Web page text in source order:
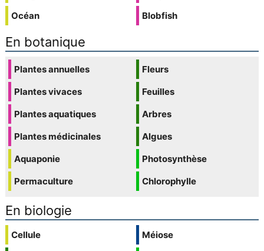
Océan
Blobfish
En botanique
Plantes annuelles
Plantes vivaces
Plantes aquatiques
Plantes médicinales
Aquaponie
Permaculture
Fleurs
Feuilles
Arbres
Algues
Photosynthèse
Chlorophylle
En biologie
Cellule
Méiose